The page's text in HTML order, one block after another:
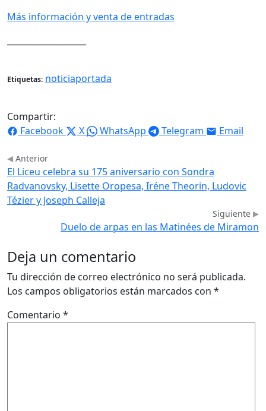
Más información y venta de entradas
Etiquetas: noticiaportada
Compartir:
Facebook
X WhatsApp Telegram Email
Anterior
El Liceu celebra su 175 aniversario con Sondra
Radvanovsky, Lisette Oropesa, Iréne Theorin, Ludovic
Tézier y Joseph Calleja
Siguiente
Duelo de arpas en las Matinées de Miramon
Deja un comentario
Tu dirección de correo electrónico no será publicada.
Los campos obligatorios están marcados con *
Comentario *